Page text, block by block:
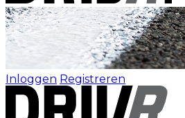
Inloggen Registreren